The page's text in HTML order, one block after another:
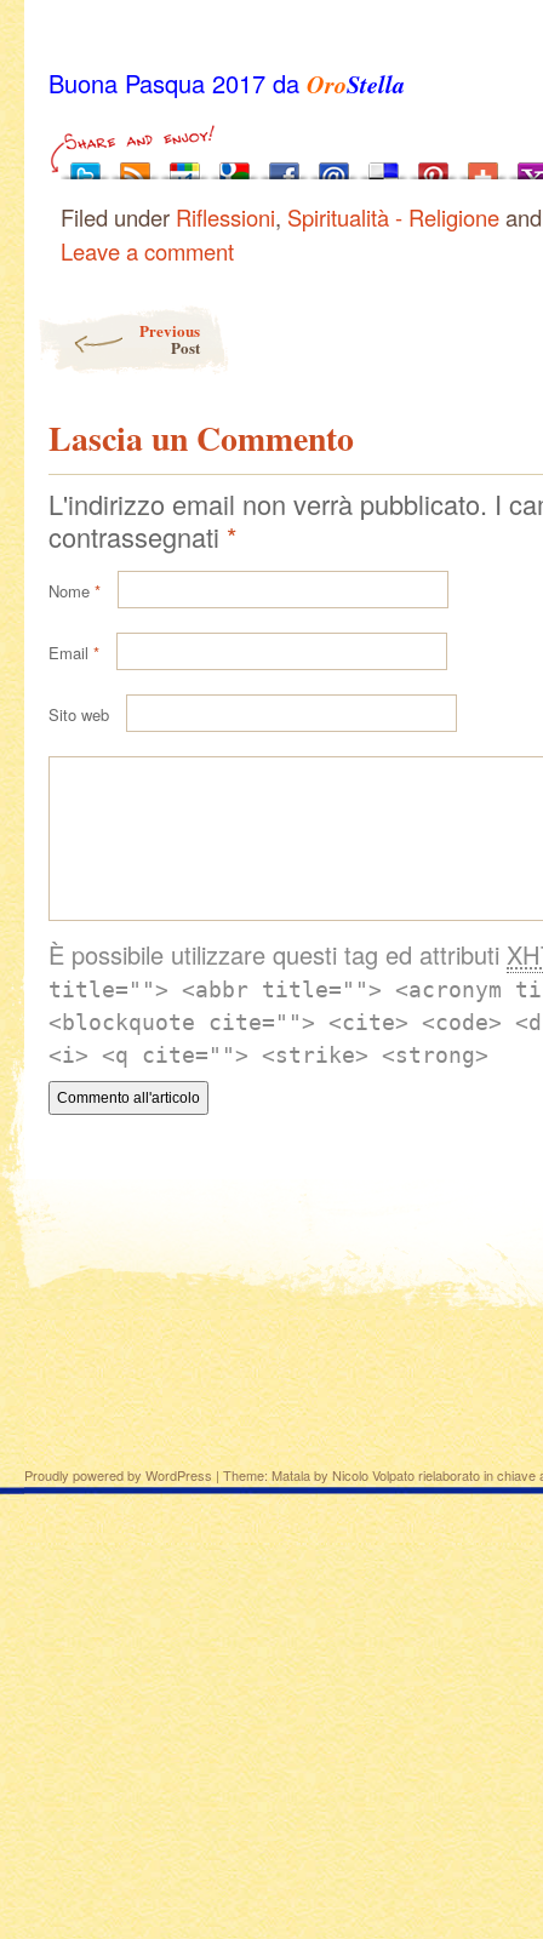
Buona Pasqua 2017 da OroStella
Filed under Riflessioni, Spiritualità - Religione
Leave a comment
Previous
Post
Lascia un Commento
L'indirizzo email non verrà pubblicato. I
contrassegnati *
Nome *
Email *
Sito web
È possibile utilizzare questi tag ed attributi
title=""> <abbr title=""> <acronym
<blockquote cite=""> <cite> <code>
<i> <q cite=""> <strike> <strong>
Proudly powered by WordPress|Theme: Matala byNicolo Volpatorielaborato in chiave